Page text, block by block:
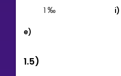
1 ‰
e)
i)
1.5)